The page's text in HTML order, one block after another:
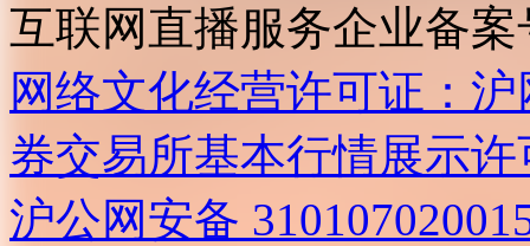
互联网直播服务企业备案
网络文化经营许可证：
券交易所基本行情展示许
沪公网安备